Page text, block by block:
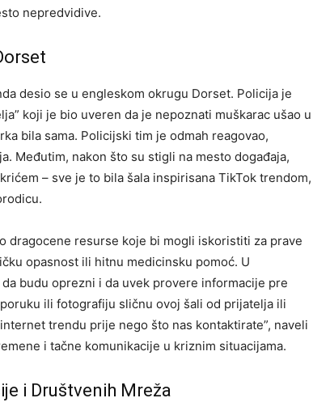
nepredvidive.
desio se u engleskom okrugu Dorset. Policija je
koji je bio uveren da je nepoznati muškarac ušao u
bila sama. Policijski tim je odmah reagovao,
Međutim, nakon što su stigli na mesto događaja,
– sve je to bila šala inspirisana TikTok trendom,
dragocene resurse koje bi mogli iskoristiti za prave
opasnost ili hitnu medicinsku pomoć. U
budu oprezni i da uvek provere informacije pre
ili fotografiju sličnu ovoj šali od prijatelja ili
trendu prije nego što nas kontaktirate”, naveli
i tačne komunikacije u kriznim situacijama.
i Društvenih Mreža